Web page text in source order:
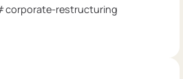
corporate-restructuring